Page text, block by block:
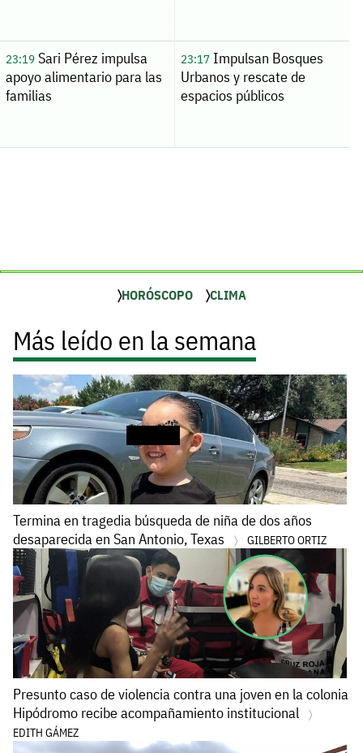
23:19Sari Pérez impulsa
apoyo alimentario para las
familias
23:17Impulsan Bosques
Urbanos y rescate de
espacios públicos
HORÓSCOPO CLIMA
Más leído en la semana
Termina en tragedia búsqueda de niña de dos años
desaparecida en San Antonio, Texas
GILBERTO ORTIZ
Presunto caso de violencia contra una joven en la colonia
Hipódromo recibe acompañamiento institucional
EDITH GÁMEZ